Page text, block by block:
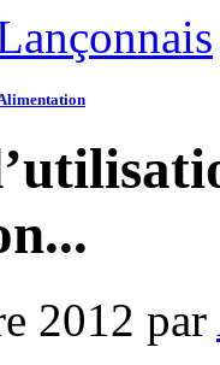
2012 par